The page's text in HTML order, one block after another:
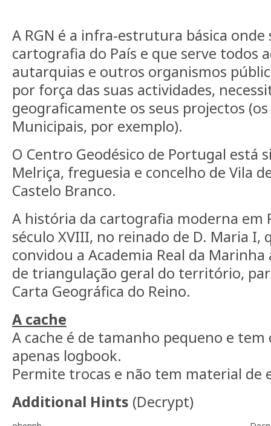
A RGN é a infra-estrutura básica onde
cartografia do País e que serve todos
autarquias e outros organismos
por força das suas actividades,
geograficamente os seus projectos
Municipais, por exemplo).
O Centro Geodésico de Portugal está
Melriça, freguesia e concelho de Vila
Castelo Branco.
A história da cartografia moderna em
século XVIII, no reinado de D. Maria I,
convidou a Academia Real da
de triangulação geral do território,
Carta Geográfica do Reino.
A cache
A cache é de tamanho pequeno e
apenas logbook.
Permite trocas e não tem material de
Additional Hints (Decrypt)